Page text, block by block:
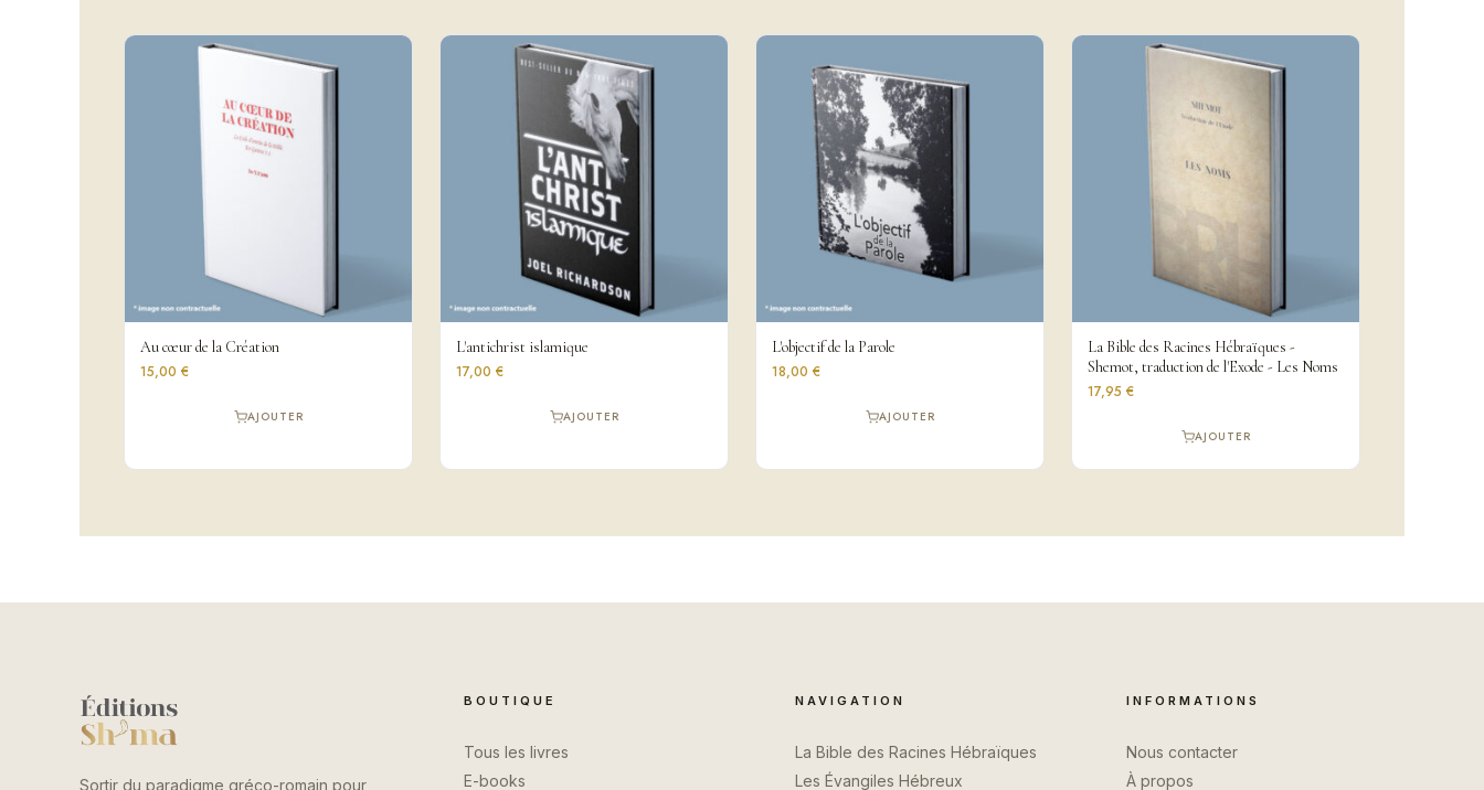
Au cœur de la Création
15,00 €
AJOUTER
L'antichrist islamique
17,00 €
AJOUTER
L'objectif de la Parole
18,00 €
AJOUTER
La Bible des Racines Hébraïques -
Shemot, traduction de l'Exode - Les Noms
17,95 €
AJOUTER
Sortir du paradigme gréco-romain pour
BOUTIQUE
Tous les livres
E-books
NAVIGATION
La Bible des Racines Hébraïques
Les Évangiles Hébreux
INFORMATIONS
Nous contacter
À propos